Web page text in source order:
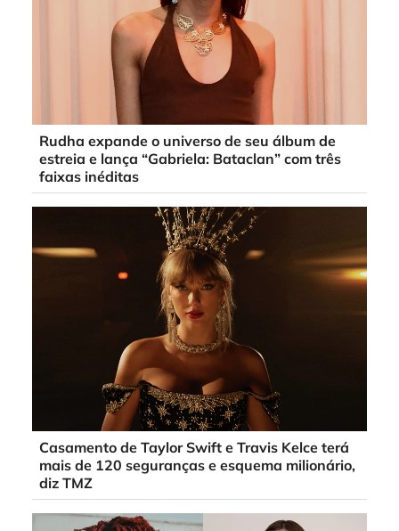
Rudha expande o universo de seu álbum de
estreia e lança “Gabriela: Bataclan” com três
faixas inéditas
Casamento de Taylor Swift e Travis Kelce terá
mais de 120 seguranças e esquema milionário,
diz TMZ